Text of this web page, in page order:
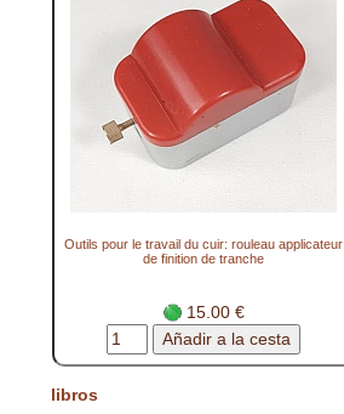
Outils pour le travail du cuir: rouleau applicateur
de finition de tranche
15.00 €
libros